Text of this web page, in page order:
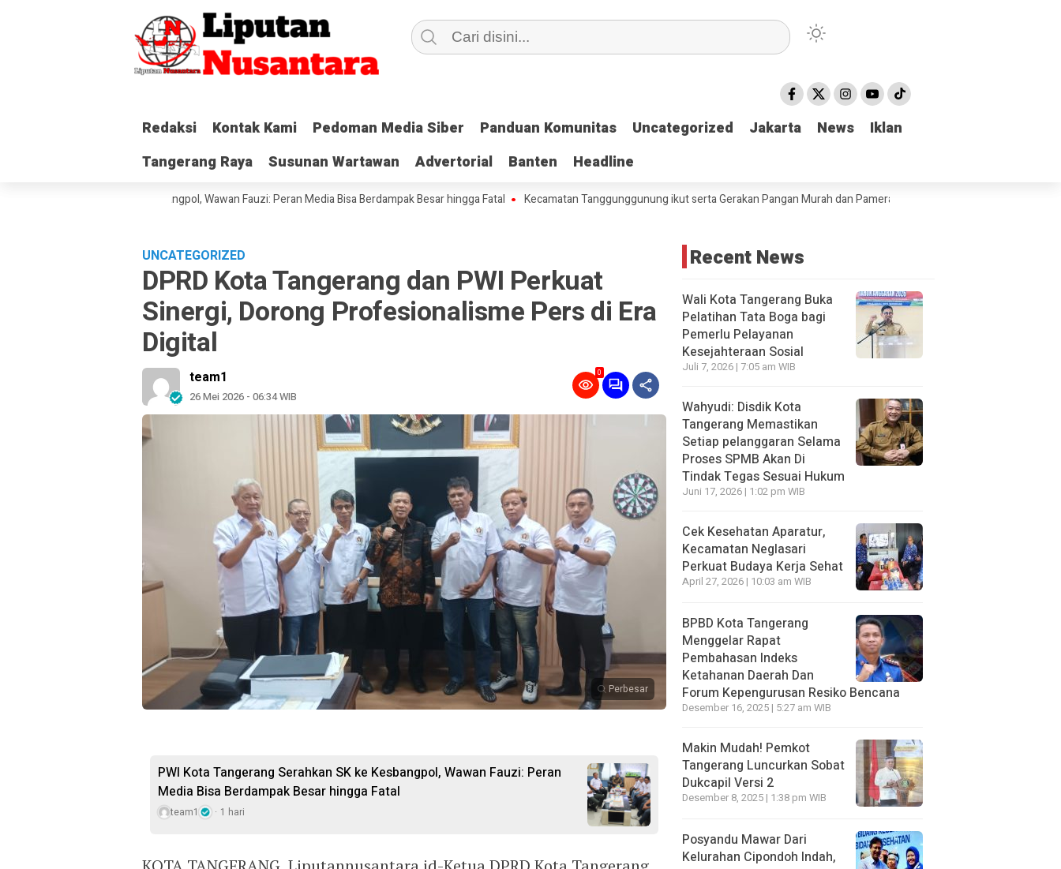
Redaksi Kontak Kami Pedoman Media Siber Panduan Komunitas Uncategorized Jakarta News
Iklan
Tangerang Raya
Susunan Wartawan Advertorial Banten Headline
Redaksi Kontak Kami Pedoman Media Siber Panduan Komunitas Uncategorized Jakarta News
Iklan
Tangerang Raya
Susunan Wartawan Advertorial Banten Headline
Serahkan SK ke Kesbangpol, Wawan Fauzi: Peran Media Bisa Berdampak Besar hingga Fatal Kecamatan Tanggunggunung ikut serta Gerakan Pangan Murah dan Pameran produk unggulan Kabupaten
UNCATEGORIZED
DPRD Kota Tangerang dan PWI Perkuat
Sinergi, Dorong Profesionalisme Pers di Era
Digital
team1
26 Mei 2026 - 06:34 WIB
0
Perbesar
PWI Kota Tangerang Serahkan SK ke Kesbangpol, Wawan Fauzi: Peran
Media Bisa Berdampak Besar hingga Fatal
team1 1 hari
Recent News
Wali Kota Tangerang Buka
Pelatihan Tata Boga bagi
Pemerlu Pelayanan
Kesejahteraan Sosial
Juli 7, 2026 | 7:05 am WIB
Wahyudi: Disdik Kota
Tangerang Memastikan
Setiap pelanggaran Selama
Proses SPMB Akan Di
Tindak Tegas Sesuai Hukum
Juni 17, 2026 | 1:02 pm WIB
Cek Kesehatan Aparatur,
Kecamatan Neglasari
Perkuat Budaya Kerja Sehat
April 27, 2026 | 10:03 am WIB
BPBD Kota Tangerang
Menggelar Rapat
Pembahasan lndeks
Ketahanan Daerah Dan
Forum Kepengurusan Resiko Bencana
Desember 16, 2025 | 5:27 am WIB
Makin Mudah! Pemkot
Tangerang Luncurkan Sobat
Dukcapil Versi 2
Desember 8, 2025 | 1:38 pm WIB
Posyandu Mawar Dari
Kelurahan Cipondoh lndah,